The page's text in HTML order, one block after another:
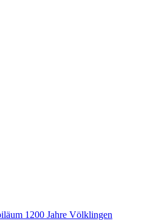
1200 Jahre Völklingen